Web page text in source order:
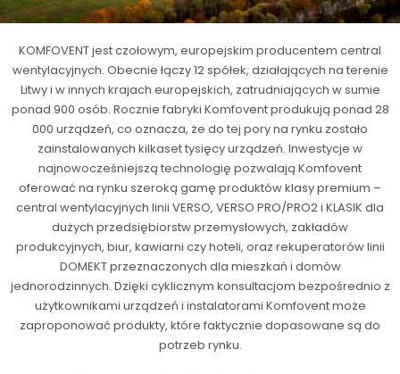
KOMFOVENT jest czołowym, europejskim producentem central
wentylacyjnych. Obecnie łączy 12 spółek, działających na terenie
Litwy i w innych krajach europejskich, zatrudniających w sumie
ponad 900 osób. Rocznie fabryki Komfovent produkują ponad 28
000 urządzeń, co oznacza, że do tej pory na rynku zostało
zainstalowanych kilkaset tysięcy urządzeń. Inwestycje w
najnowocześniejszą technologię pozwalają Komfovent
oferować na rynku szeroką gamę produktów klasy premium –
central wentylacyjnych linii VERSO, VERSO PRO/PRO2 i KLASIK dla
dużych przedsiębiorstw przemysłowych, zakładów
produkcyjnych, biur, kawiarni czy hoteli, oraz rekuperatorów linii
DOMEKT przeznaczonych dla mieszkań i domów
jednorodzinnych. Dzięki cyklicznym konsultacjom bezpośrednio z
użytkownikami urządzeń i instalatorami Komfovent może
zaproponować produkty, które faktycznie dopasowane są do
potrzeb rynku.